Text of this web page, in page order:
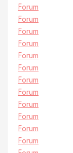
Forum
Forum
Forum
Forum
Forum
Forum
Forum
Forum
Forum
Forum
Forum
Forum